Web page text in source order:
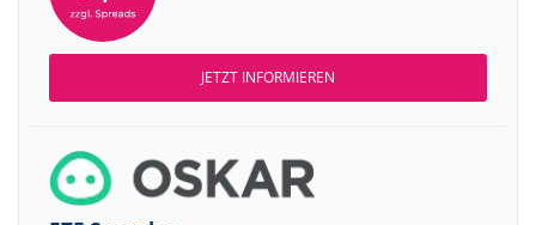
JETZT INFORMIEREN